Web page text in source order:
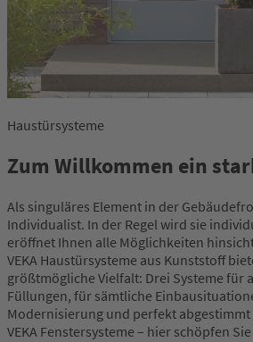
Haustürsysteme
Zum Willkommen ein
Als singuläres Element in der
Individualist. In der Regel wird sie
eröffnet Ihnen alle Möglichkeiten
VEKA Haustürsysteme aus Kunststoff
größtmögliche Vielfalt: Drei Systeme für
Füllungen, für sämtliche
Modernisierung und perfekt abgestimmt
VEKA Fenstersysteme – hier schöpfen